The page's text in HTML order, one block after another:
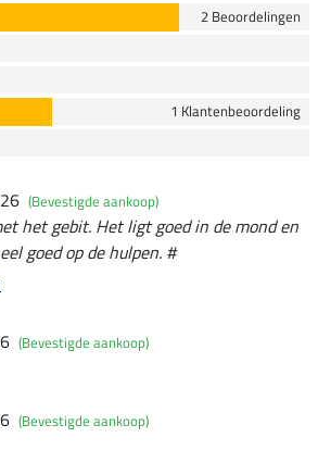
2 Beoordelingen
1 Klantenbeoordeling
(Bevestigde aankoop)
het gebit. Het ligt goed in de mond en
goed op de hulpen. #
(Bevestigde aankoop)
(Bevestigde aankoop)